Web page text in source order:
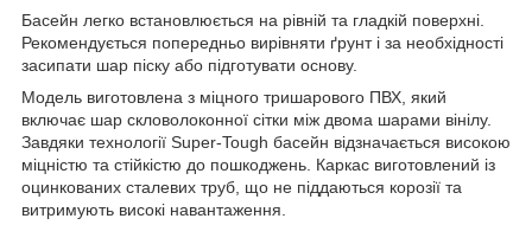
Басейн легко встановлюється на рівній та гладкій поверхні.
Рекомендується попередньо вирівняти ґрунт і за необхідності
засипати шар піску або підготувати основу.
Модель виготовлена з міцного тришарового ПВХ, який
включає шар скловолоконної сітки між двома шарами вінілу.
Завдяки технології Super-Tough басейн відзначається високою
міцністю та стійкістю до пошкоджень. Каркас виготовлений із
оцинкованих сталевих труб, що не піддаються корозії та
витримують високі навантаження.